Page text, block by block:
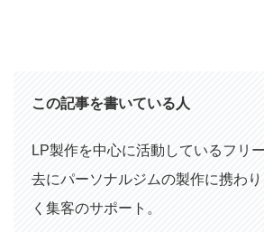
この記事を書いている人
LP製作を中心に活動しているフリ
去にパーソナルジムの製作に携わ
く集客のサポート。